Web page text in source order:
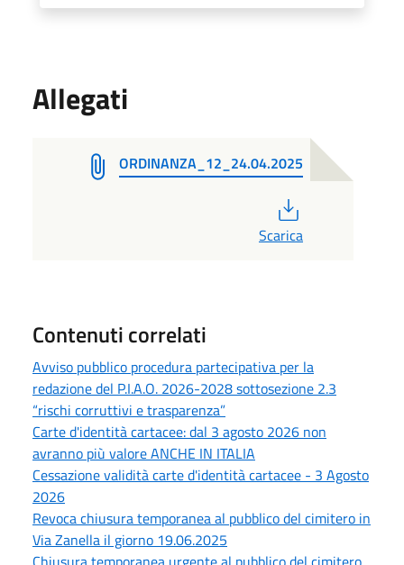
Allegati
ORDINANZA_12_24.04.2025
Scarica
Contenuti correlati
Avviso pubblico procedura partecipativa per la
redazione del P.I.A.O. 2026-2028 sottosezione 2.3
“rischi corruttivi e trasparenza”
Carte d'identità cartacee: dal 3 agosto 2026 non
avranno più valore ANCHE IN ITALIA
Cessazione validità carte d'identità cartacee - 3 Agosto
2026
Revoca chiusura temporanea al pubblico del cimitero in
Via Zanella il giorno 19.06.2025